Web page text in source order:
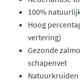
100%
Hoog
vertering)
Gezonde
schapenvet
Natuurkruiden